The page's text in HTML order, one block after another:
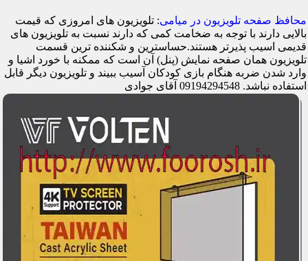
محافظ صفحه تلویزیون در میامی: تلویزیون های امروزی که قیمت
بالایی دارند با توجه به ضخامت کمی که دارند نسبت به تلویزیون های
قدیمی اسیب پذیرتر هستند.حساسترین و شکننده ترین قسمت
تلویزیون همان صفحه نمایش (پنل) آن است که ممکنه با خورد اشیا و
وارد شدن ضربه هنگام بازی کودکان آسیب ببیند و تلویزیون دیگر قابل
استفاده نباشد. 09194294548 آقای جوادی